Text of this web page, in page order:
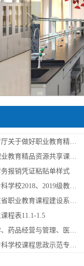
山东省教育厅关于做好职业教育精品资源...
菏泽医专职业教育精品资源共享课程建设...
报销凭证粘贴单样式
菏泽医学专科学校2018、2019级教室信息...
2019年山东省职业教育课程建设系统使用...
程表11.1-1.5
2018级药学、药品经营与管理、医学检验...
菏泽医学专科学校课程思政示范专业建设...